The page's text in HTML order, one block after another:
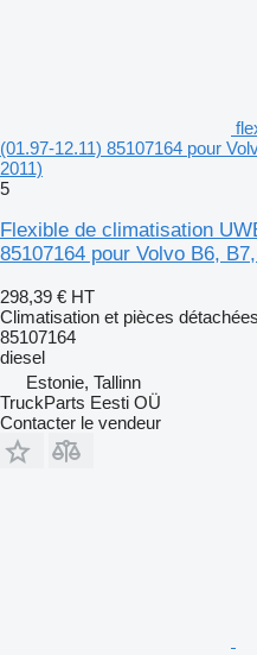
(01.97-12.11) 85107164 pour
2011)
5
Flexible de climatisation
85107164 pour Volvo B6,
298,39 € HT
Climatisation et pièces
85107164
diesel
Estonie, Tallinn
TruckParts Eesti OÜ
Contacter le vendeur